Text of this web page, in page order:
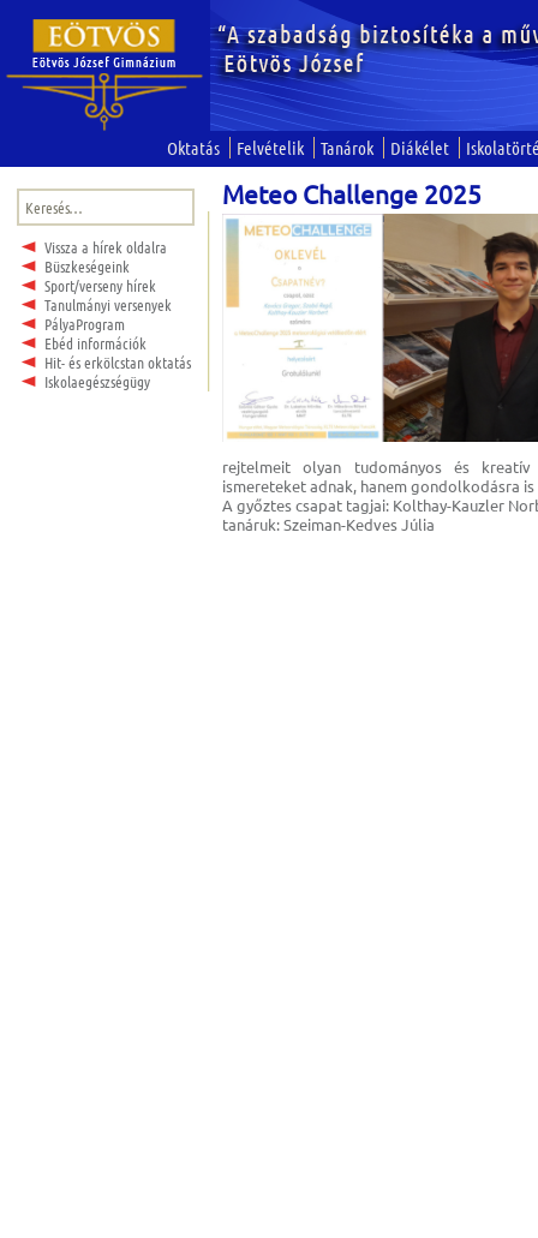
Oktatás Felvételik Tanárok Diákélet
Keresés:
Vissza a hírek oldalra
Büszkeségeink
Sport/verseny hírek
Tanulmányi versenyek
PályaProgram
Ebéd információk
Hit- és erkölcstan oktatás
Iskolaegészségügy
Meteo Challenge 2025
rejtelmeit olyan tudományos és
ismereteket adnak, hanem gondolkodásra
A győztes csapat tagjai: Kolthay-Kauzler
tanáruk: Szeiman-Kedves Júlia